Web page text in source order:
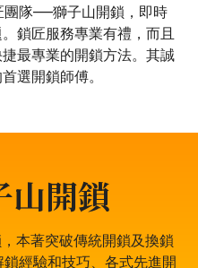
團隊——獅子山開鎖，即時
鎖匠服務專業有禮，而且
最專業的開鎖方法。其誠
選開鎖師傅。
山開鎖
本著突破傳統開鎖及換鎖
經驗和技巧、各式先進開